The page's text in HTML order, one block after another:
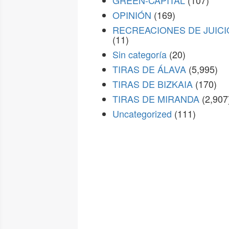
OPINIÓN (169)
RECREACIONES DE
(11)
Sin categoría (20)
TIRAS DE ÁLAVA (5,995)
TIRAS DE BIZKAIA (170)
TIRAS DE MIRANDA
Uncategorized (111)